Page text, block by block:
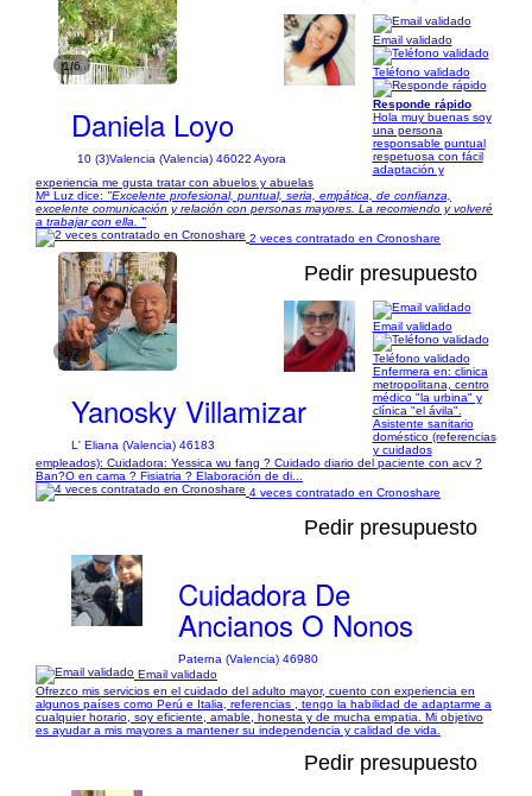
1/6
Daniela Loyo
10 (3)Valencia (Valencia) 46022 Ayora
Email validado
Teléfono validado
Responde rápido
Hola muy buenas soy
una persona
responsable puntual
respetuosa con fácil
adaptación y
experiencia me gusta tratar con abuelos y abuelas
Mª Luz dice: "Excelente profesional, puntual, seria, empática, de confianza,
excelente comunicación y relación con personas mayores. La recomiendo y volveré
a trabajar con ella. "
2 veces contratado en Cronoshare
1/2
Pedir presupuesto
Yanosky Villamizar
L' Eliana (Valencia) 46183
Email validado
Teléfono validado
Enfermera en: clinica
metropolitana, centro
médico "la urbina" y
clínica "el ávila".
Asistente sanitario
doméstico (referencias
y cuidados
empleados): Cuidadora: Yessica wu fang ? Cuidado diario del paciente con acv ?
Ban?O en cama ? Fisiatria ? Elaboración de di...
4 veces contratado en Cronoshare
Pedir presupuesto
Cuidadora De
Ancianos O Nonos
Paterna (Valencia) 46980
Email validado
Ofrezco mis servicios en el cuidado del adulto mayor, cuento con experiencia en
algunos países como Perú e Italia, referencias , tengo la habilidad de adaptarme a
cualquier horario, soy eficiente, amable, honesta y de mucha empatia. Mi objetivo
es ayudar a mis mayores a mantener su independencia y calidad de vida.
Pedir presupuesto